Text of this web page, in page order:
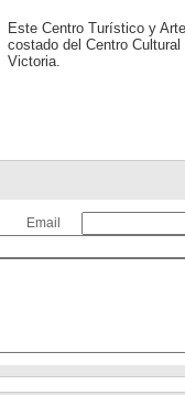
Este Centro Turístico y
costado del Centro
Victoria.
Email